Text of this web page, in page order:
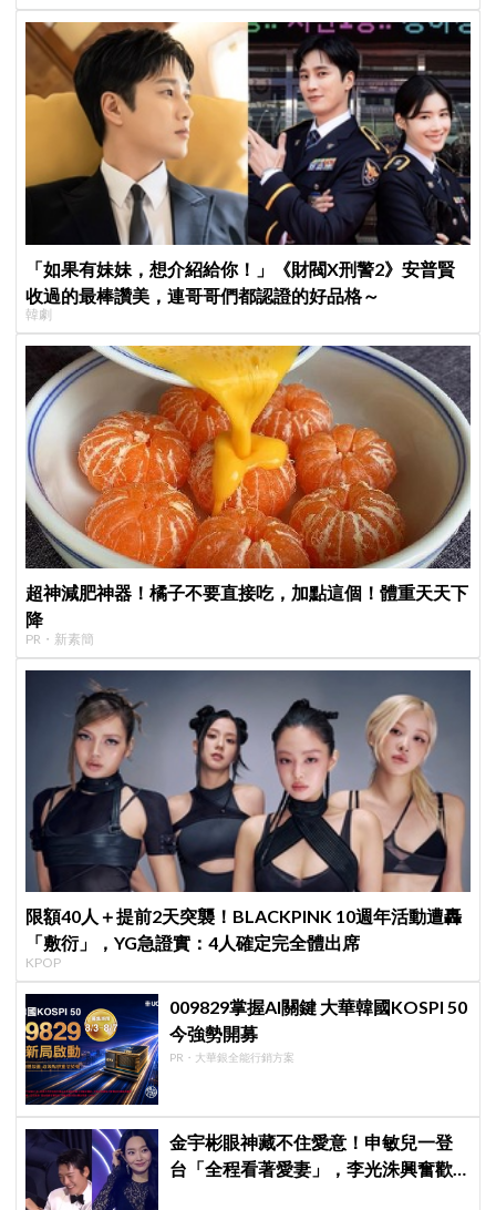
「如果有妹妹，想介紹給你！」《財閥X刑警2》安普賢
收過的最棒讚美，連哥哥們都認證的好品格～
韓劇
超神減肥神器！橘子不要直接吃，加點這個！體重天天下
降
PR・新素簡
限額40人＋提前2天突襲！BLACKPINK 10週年活動遭轟
「敷衍」，YG急證實：4人確定完全體出席
KPOP
009829掌握AI關鍵 大華韓國KOSPI 50
今強勢開募
PR・大華銀全能行銷方案
金宇彬眼神藏不住愛意！申敏兒一登
台「全程看著愛妻」，李光洙興奮歡